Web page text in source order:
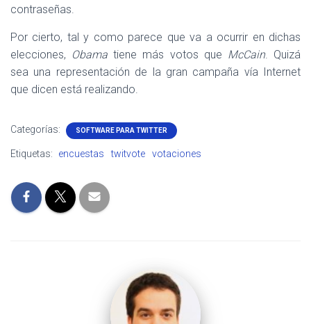
contraseñas.
Por cierto, tal y como parece que va a ocurrir en dichas
elecciones, Obama tiene más votos que McCain. Quizá
sea una representación de la gran campaña vía Internet
que dicen está realizando.
Categorías: SOFTWARE PARA TWITTER
Etiquetas: encuestas twitvote votaciones